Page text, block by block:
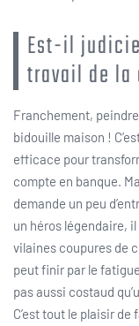
Est-il
travail de la
Franchement,
bidouille maison !
efficace pour
compte en banque.
demande un peu
un héros légendaire,
vilaines coupures de
peut finir par le
pas aussi costaud
C’est tout le plaisir